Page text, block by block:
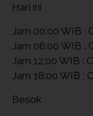
Hari ini
Jam 00:00 WIB :
Jam 06:00 WIB :
Jam 12:00 WIB :
Jam 18:00 WIB :
Besok